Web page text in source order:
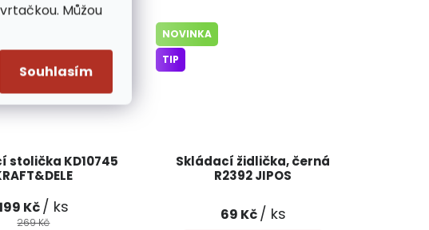
Můžou
Souhlasím
stolička KD10745
Kč/ ks
269 Kč
Skládací židlička, černá
R2392 JIPOS
NOVINKA
TIP
69 Kč/ ks